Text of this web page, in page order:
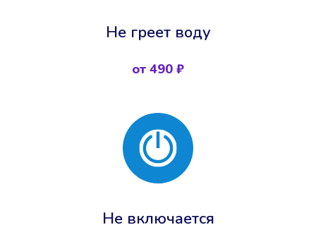
Не греет воду
от 490 ₽
Не включается